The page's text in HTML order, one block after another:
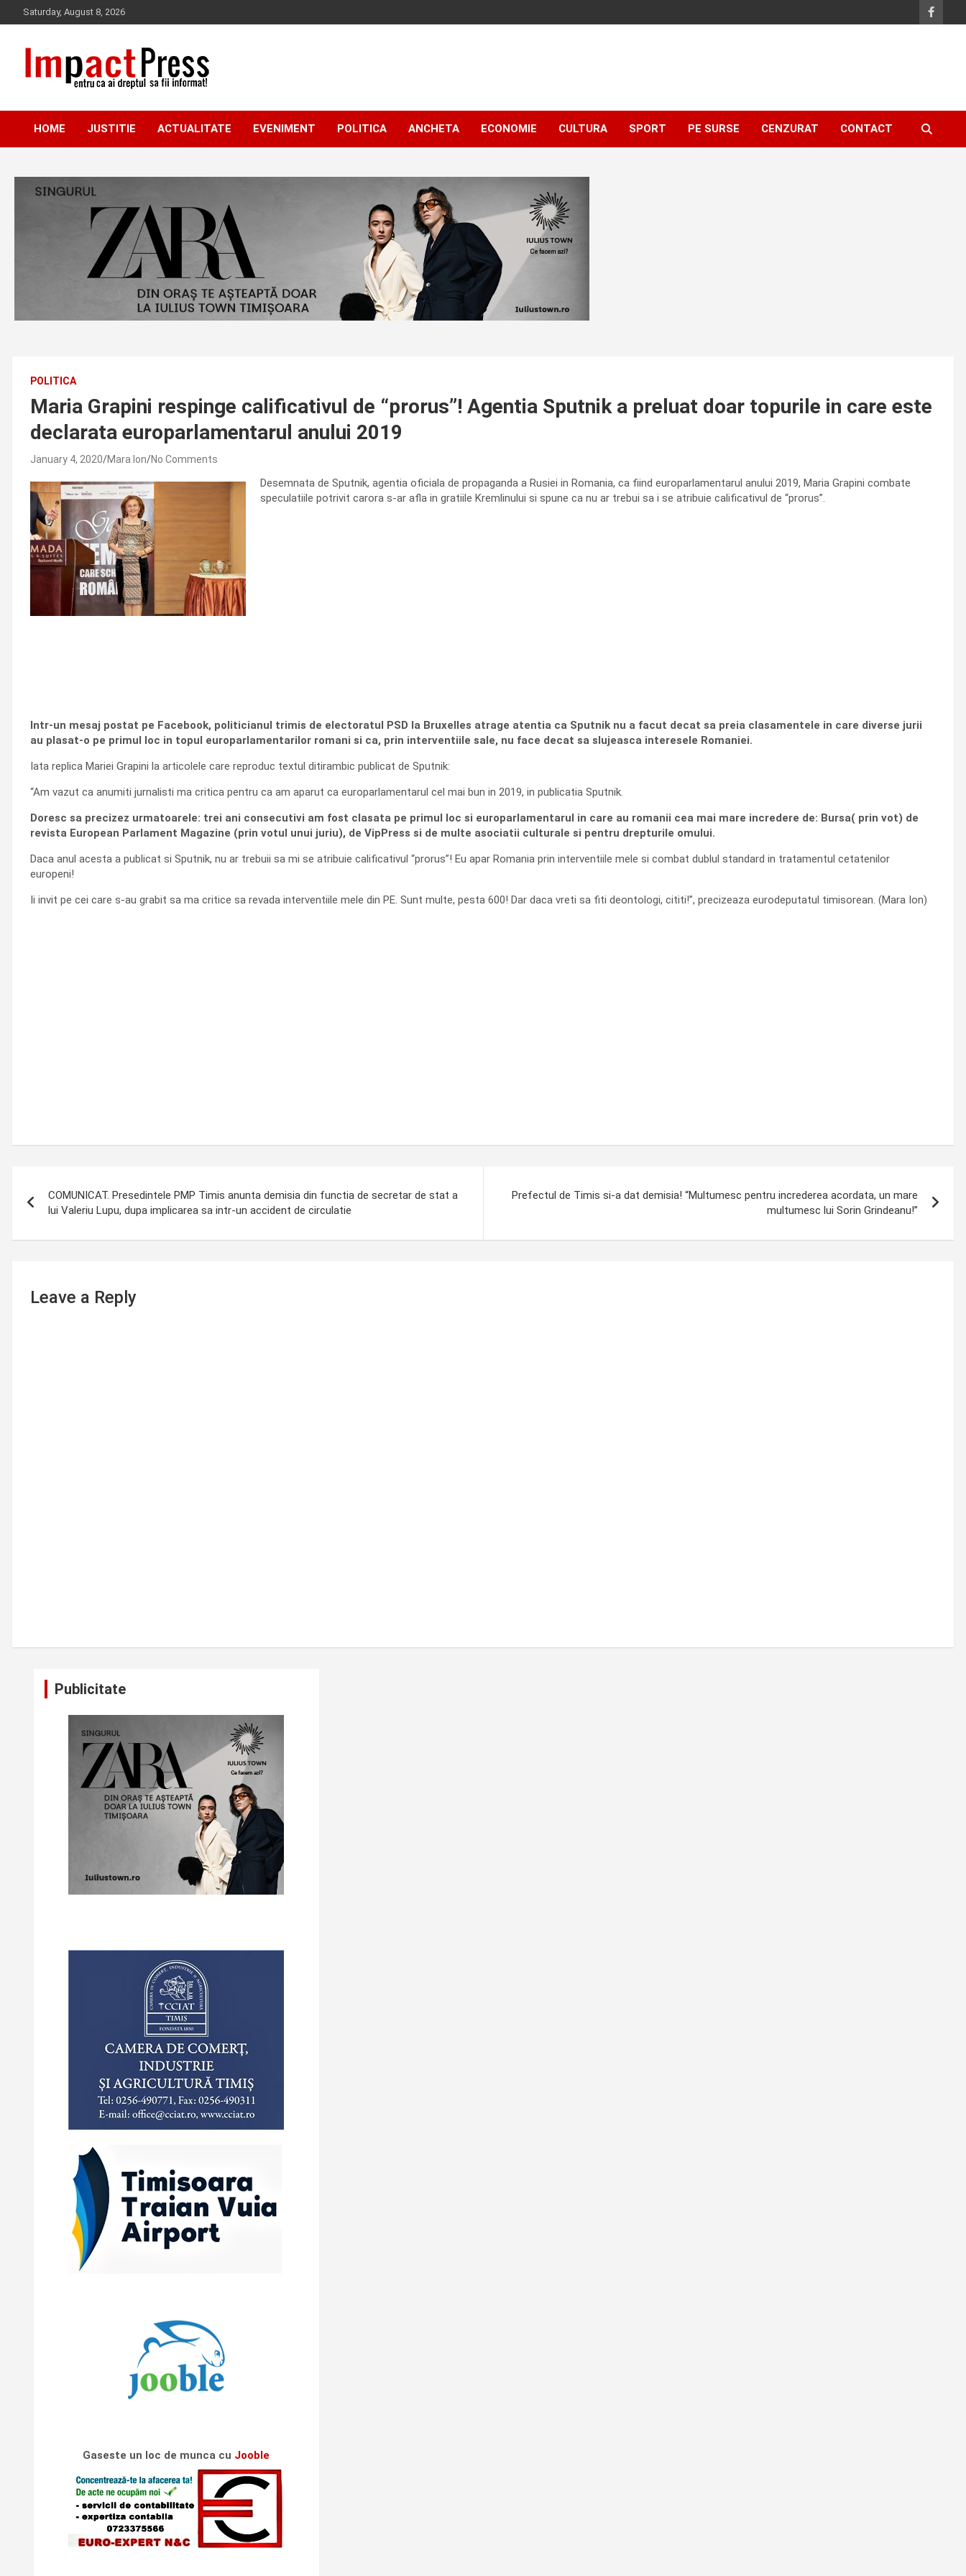
to
Saturday, August 8, 2026
IMPACTPRESS
HOME JUSTITIE ACTUALITATE EVENIMENT POLITICA ANCHETA ECONOMIE CULTURA SPORT PE SURSE CENZURAT CONTACT
POLITICA
Maria Grapini respinge calificativul de “prorus”! Agentia Sputnik a preluat doar topurile in care este
declarata europarlamentarul anului 2019
January 4, 2020 Mara Ion No Comments
Desemnata de Sputnik, agentia oficiala de propaganda a Rusiei in Romania, ca fiind europarlamentarul anului 2019, Maria Grapini combate
speculatiile potrivit carora s-ar afla in gratiile Kremlinului si spune ca nu ar trebui sa i se atribuie calificativul de “prorus”.
Intr-un mesaj postat pe Facebook, politicianul trimis de electoratul PSD la Bruxelles atrage atentia ca Sputnik nu a facut decat sa preia clasamentele in care diverse jurii
au plasat-o pe primul loc in topul europarlamentarilor romani si ca, prin interventiile sale, nu face decat sa slujeasca interesele Romaniei.
Iata replica Mariei Grapini la articolele care reproduc textul ditirambic publicat de Sputnik:
“Am vazut ca anumiti jurnalisti ma critica pentru ca am aparut ca europarlamentarul cel mai bun in 2019, in publicatia Sputnik.
Doresc sa precizez urmatoarele: trei ani consecutivi am fost clasata pe primul loc si europarlamentarul in care au romanii cea mai mare incredere de: Bursa( prin vot) de
revista European Parlament Magazine (prin votul unui juriu), de VipPress si de multe asociatii culturale si pentru drepturile omului.
Daca anul acesta a publicat si Sputnik, nu ar trebuii sa mi se atribuie calificativul “prorus”! Eu apar Romania prin interventiile mele si combat dublul standard in tratamentul cetatenilor
europeni!
Ii invit pe cei care s-au grabit sa ma critice sa revada interventiile mele din PE. Sunt multe, pesta 600! Dar daca vreti sa fiti deontologi, cititi!”, precizeaza eurodeputatul timisorean. (Mara Ion)
navigation
COMUNICAT. Presedintele PMP Timis anunta demisia din functia de secretar de stat a
lui Valeriu Lupu, dupa implicarea sa intr-un accident de circulatie
Prefectul de Timis si-a dat demisia! “Multumesc pentru increderea acordata, un mare
multumesc lui Sorin Grindeanu!”
Leave a Reply
Publicitate
Gaseste un loc de munca cu Jooble